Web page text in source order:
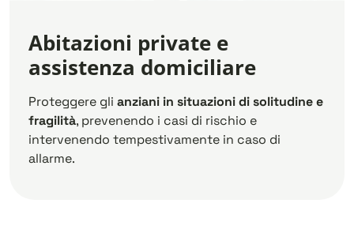
Abitazioni private e
assistenza domiciliare
Proteggere gli anziani in situazioni di solitudine e
fragilità, prevenendo i casi di rischio e
intervenendo tempestivamente in caso di
allarme.